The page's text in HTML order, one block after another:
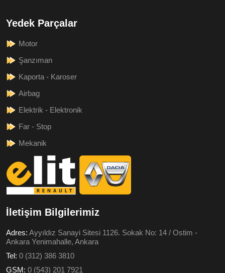
Yedek Parçalar
Motor
Şanzıman
Kaporta - Karoser
Airbag
Elektrik - Elektronik
Far - Stop
Mekanik
İletişim Bilgilerimiz
Adres: Ayyıldız Sanayi Sitesi 1126. Sokak No: 14 / Ostim -
Ankara Yenimahalle, Ankara
Tel: 0 (312) 386 3810
GSM: 0 (543) 201 7921